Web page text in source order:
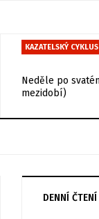
KAZATELSKÝ CYKLUS
Neděle po
mezidobí)
DENNÍ ČTENÍ